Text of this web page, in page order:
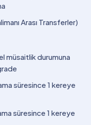
Arası Transferler)
müsaitlik durumuna
süresince 1 kereye
süresince 1 kereye